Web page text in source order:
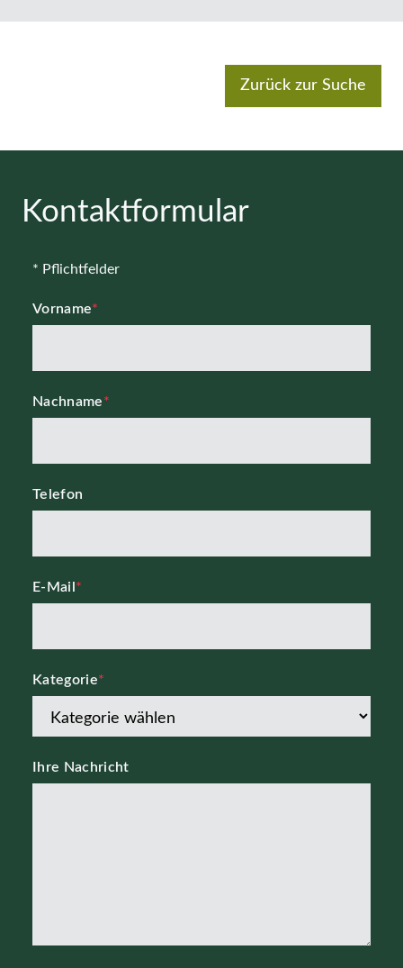
Zurück zur Suche
Kontaktformular
* Pflichtfelder
Vorname*
Nachname*
Telefon
E-Mail *
Kategorie*
Ihre Nachricht